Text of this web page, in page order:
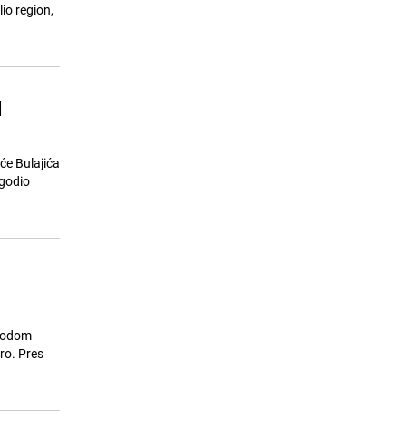
region,
Bulajića
Pres